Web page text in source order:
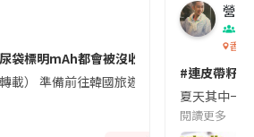
袋標明mAh都會被沒收😱出發前切記檢查
轉載） 準備前往韓國旅遊的民眾，近期要
營養
香港
#連皮帶籽
夏天其中一
閱讀更多